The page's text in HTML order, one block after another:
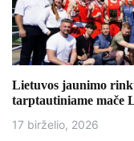
Lietuvos jaunimo
tarptautiniame mače
17 birželio, 2026